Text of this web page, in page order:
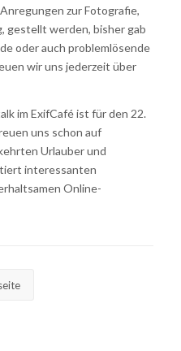
zur Fotografie,
gestellt werden, bisher gab
oder auch problemlösende
wir uns jederzeit über
im ExifCafé ist für den 22.
uns schon auf
Urlauber und
interessanten
Online-